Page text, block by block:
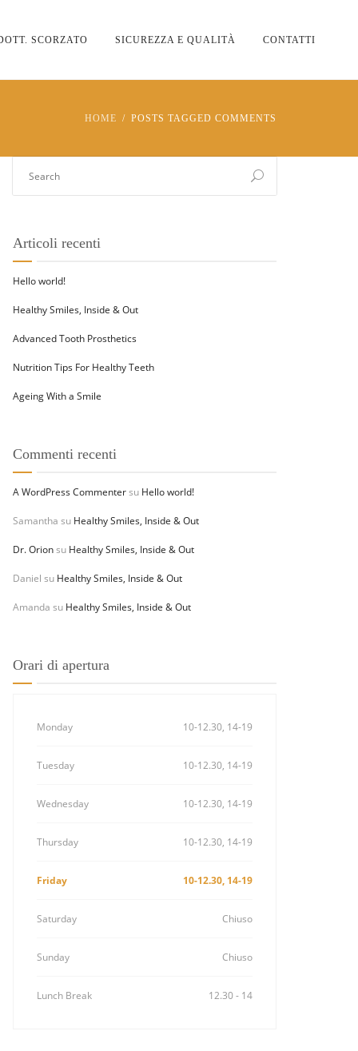
SCORZATO SICUREZZA E QUALITÀ CONTATTI
HOME POSTS TAGGED COMMENTS
Articoli recenti
Hello world!
Healthy Smiles, Inside & Out
Advanced Tooth Prosthetics
Nutrition Tips For Healthy Teeth
Ageing With a Smile
Commenti recenti
A WordPress Commentersu Hello world!
Samantha su Healthy Smiles, Inside & Out
Dr. Orionsu Healthy Smiles, Inside & Out
Daniel su Healthy Smiles, Inside & Out
Amanda su Healthy Smiles, Inside & Out
Orari di apertura
Monday 10-12.30, 14-19
Tuesday 10-12.30, 14-19
Wednesday 10-12.30, 14-19
Thursday 10-12.30, 14-19
Friday 10-12.30, 14-19
Saturday Chiuso
Sunday Chiuso
Lunch Break 12.30 - 14